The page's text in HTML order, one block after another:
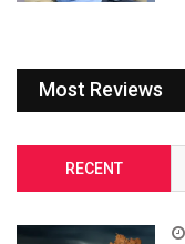
Most Reviews
RECENT